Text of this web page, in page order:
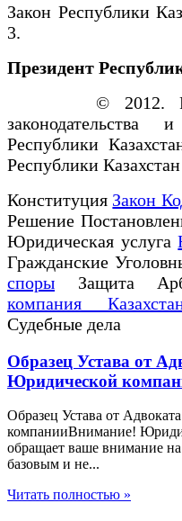
Закон Республики
3.
Президент
© 2012. РГП
Республики
Республики Казахстан
Конституция Закон
Решение
Юридическая услуга
Гражданские
споры Защита
компания
Судебные дела
Образец Устава от
Юридической
Образец Устава от
компанииВнимание!
обращает ваше внимание
базовым и не...
Читать полностью »